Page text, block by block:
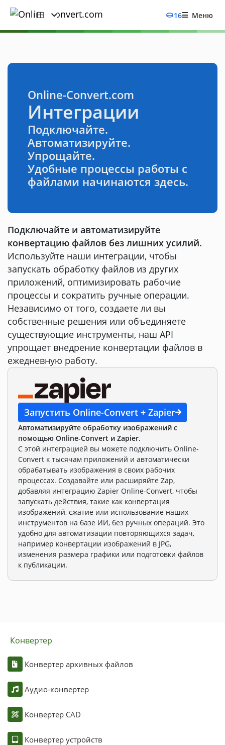
16 Меню
Online-Convert.com
Интеграции
Подключайте.
Автоматизируйте.
Упрощайте.
Удобные процессы работы с
файлами начинаются здесь.
Подключайте и автоматизируйте
конвертацию файлов без лишних усилий.
Используйте наши интеграции, чтобы
запускать обработку файлов из других
приложений, оптимизировать рабочие
процессы и сократить ручные операции.
Независимо от того, создаете ли вы
собственные решения или объединяете
существующие инструменты, наш API
упрощает внедрение конвертации файлов в
ежедневную работу.
Запустить Online-Convert + Zapier
Автоматизируйте обработку изображений с
помощью Online-Convert и Zapier.
С этой интеграцией вы можете подключить Online-
Convert к тысячам приложений и автоматически
обрабатывать изображения в своих рабочих
процессах. Создавайте или расширяйте Zap,
добавляя интеграцию Zapier Online-Convert, чтобы
запускать действия, такие как конвертация
изображений, сжатие или использование наших
инструментов на базе ИИ, без ручных операций. Это
удобно для автоматизации повторяющихся задач,
например конвертации изображений в JPG,
изменения размера графики или подготовки файлов
к публикации.
Конвертер
Конвертер архивных файлов
Аудио-конвертер
Конвертер CAD
Конвертер устройств